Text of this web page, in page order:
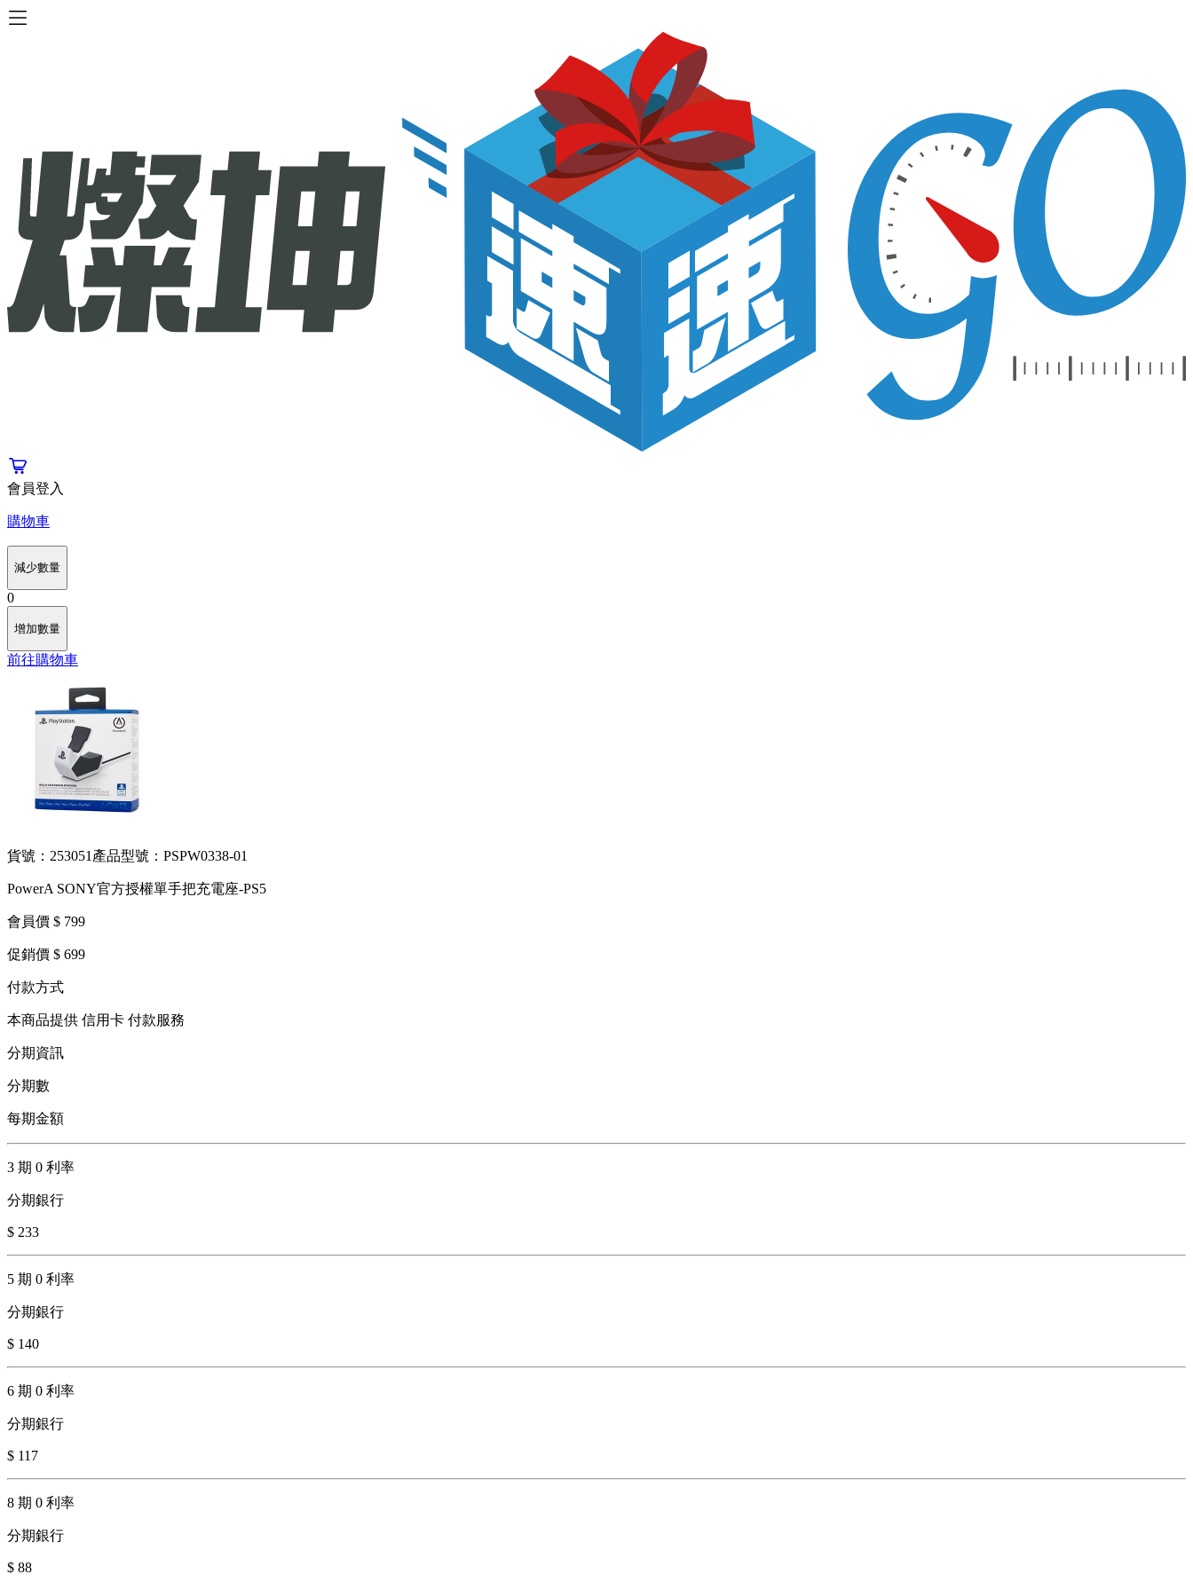
會員登入
購物車
減少數量
0
增加數量
前往購物車
貨號：253051 產品型號：PSPW0338-01
PowerA SONY官方授權單手把充電座-PS5
會員價 $ 799
促銷價 $ 699
付款方式
本商品提供 信用卡 付款服務
分期資訊
分期數
每期金額
3 期 0 利率
分期銀行
$ 233
5 期 0 利率
分期銀行
$ 140
6 期 0 利率
分期銀行
$ 117
8 期 0 利率
分期銀行
$ 88